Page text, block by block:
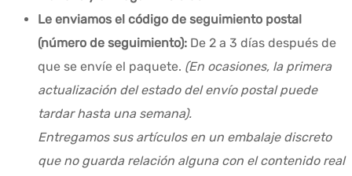
Le enviamos el código de seguimiento postal
(número de seguimiento): De 2 a 3 días después de
que se envíe el paquete. (En ocasiones, la primera
actualización del estado del envío postal puede
tardar hasta una semana).
Entregamos sus artículos en un embalaje discreto
que no guarda relación alguna con el contenido real